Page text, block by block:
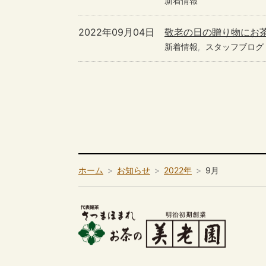
敬老の日の贈り物にお
2022年09月04日
新着情報 スタッフブログ
ホーム お知らせ 2022年 9月